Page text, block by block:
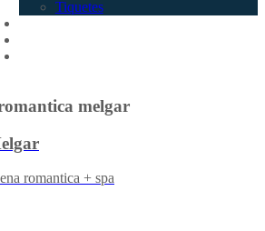
Tiquetes
melgar
romantica + spa